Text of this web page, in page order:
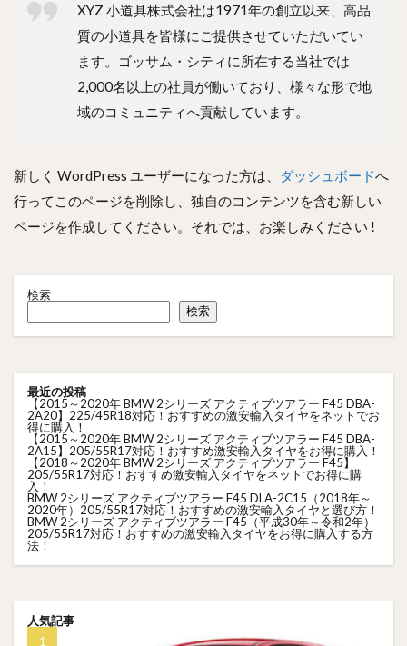
XYZ 小道具株式会社は1971年の創立以来、高品
質の小道具を皆様にご提供させていただいてい
ます。ゴッサム・シティに所在する当社では
2,000名以上の社員が働いており、様々な形で地
域のコミュニティへ貢献しています。
新しく WordPress ユーザーになった方は、 ダッシュボードへ
行ってこのページを削除し、独自のコンテンツを含む新しい
ページを作成してください。それでは、お楽しみください !
検索
検索
最近の投稿
【2015～2020年 BMW 2シリーズ アクティブツアラー F45 DBA-
2A20】225/45R18対応！おすすめの激安輸入タイヤをネットでお
得に購入！
【2015～2020年 BMW 2シリーズ アクティブツアラー F45 DBA-
2A15】205/55R17対応！おすすめ激安輸入タイヤをお得に購入！
【2018～2020年 BMW 2シリーズ アクティブツアラー F45】
205/55R17対応！おすすめ激安輸入タイヤをネットでお得に購
入！
BMW 2シリーズ アクティブツアラー F45 DLA-2C15（2018年～
2020年）205/55R17対応！おすすめの激安輸入タイヤと選び方！
BMW 2シリーズ アクティブツアラー F45（平成30年～令和2年）
205/55R17対応！おすすめの激安輸入タイヤをお得に購入する方
法！
人気記事